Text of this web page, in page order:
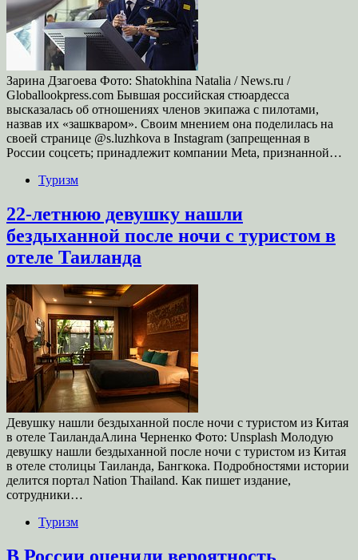
Зарина Дзагоева Фото: Shatokhina Natalia / News.ru /
Globallookpress.com Бывшая российская стюардесса
высказалась об отношениях членов экипажа с пилотами,
назвав их «зашкваром». Своим мнением она поделилась на
своей странице @s.luzhkova в Instagram (запрещенная в
России соцсеть; принадлежит компании Meta, признанной…
Туризм
22-летнюю девушку нашли
бездыханной после ночи с туристом в
отеле Таиланда
Девушку нашли бездыханной после ночи с туристом из Китая
в отеле ТаиландаАлина Черненко Фото: Unsplash Молодую
девушку нашли бездыханной после ночи с туристом из Китая
в отеле столицы Таиланда, Бангкока. Подробностями истории
делится портал Nation Thailand. Как пишет издание,
сотрудники…
Туризм